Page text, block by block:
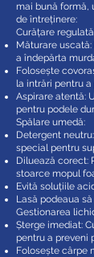
mai bună formă,
de întreținere:
Curățare
Măturare
a îndepărta
Folosește
la intrări pentru
Aspirare atentă:
pentru podele
Spălare umedă:
Detergent
special pentru
Diluează corect:
stoarce mopul
Evită soluțiile
Lasă podeaua
Gestionarea
Șterge imediat:
pentru a preveni
Folosește cârpe